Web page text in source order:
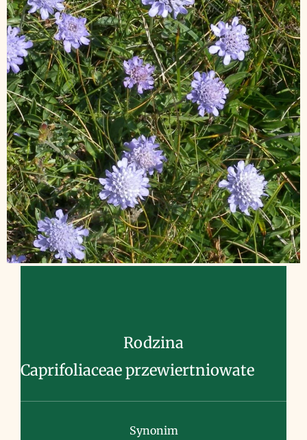
Rodzina
Caprifoliaceae przewiertniowate
Synonim